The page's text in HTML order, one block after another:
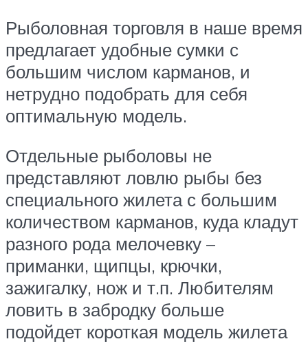
Рыболовная торговля в наше время
предлагает удобные сумки с
большим числом карманов, и
нетрудно подобрать для себя
оптимальную модель.
Отдельные рыболовы не
представляют ловлю рыбы без
специального жилета с большим
количеством карманов, куда кладут
разного рода мелочевку –
приманки, щипцы, крючки,
зажигалку, нож и т.п. Любителям
ловить в забродку больше
подойдет короткая модель жилета